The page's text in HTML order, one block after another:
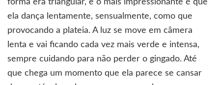
forma era triangular, e o mais impressionante é que
ela dança lentamente, sensualmente, como que
provocando a plateia. A luz se move em câmera
lenta e vai ficando cada vez mais verde e intensa,
sempre cuidando para não perder o gingado. Até
que chega um momento que ela parece se cansar